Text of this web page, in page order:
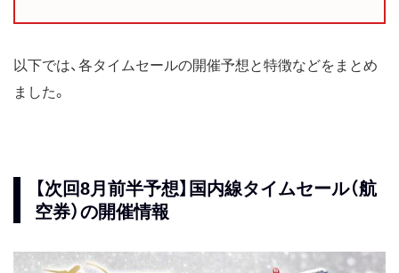
以下では、各タイムセールの開催予想と特徴などをまとめ
ました。
【次回8月前半予想】国内線タイムセール（航
空券）の開催情報